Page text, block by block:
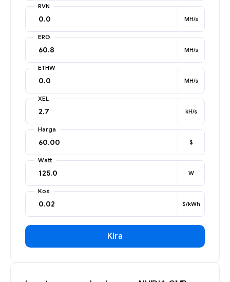
RVN
MH/s
ERG
MH/s
ETHW
MH/s
XEL
kH/s
Harga
$
Watt
W
Kos
$/kWh
Kira